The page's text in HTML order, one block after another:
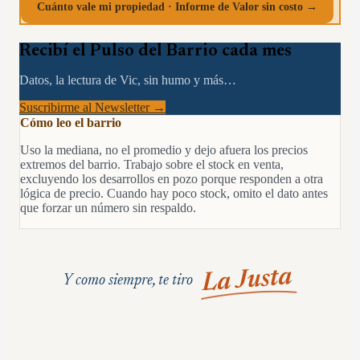
Cuánto vale mi propiedad · Informe de Valor sin costo →
Recibí el Pulso del Barrio cada mes
Datos, la lectura de Vic, sin humo y más…
Suscribirme al Newsletter →
Cómo leo el barrio
Uso la mediana, no el promedio y dejo afuera los precios
extremos del barrio. Trabajo sobre el stock en venta,
excluyendo los desarrollos en pozo porque responden a otra
lógica de precio. Cuando hay poco stock, omito el dato antes
que forzar un número sin respaldo.
Y como siempre, te tiro La Justa